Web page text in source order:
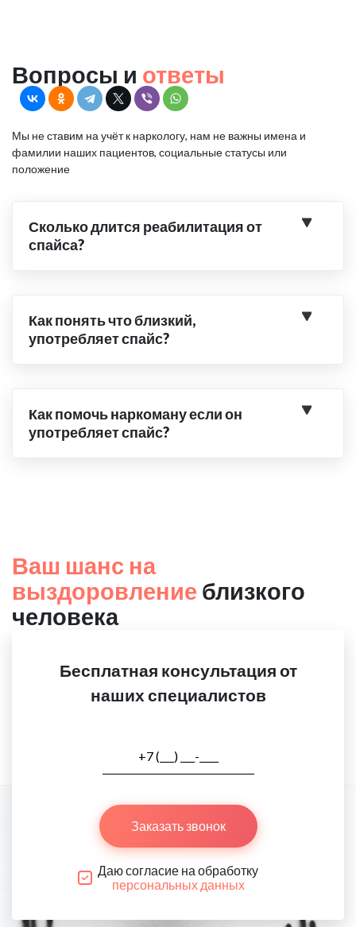
Вопросы и ответы
Мы не ставим на учёт к наркологу, нам не важны имена и
фамилии наших пациентов, социальные статусы или
положение
Сколько длится реабилитация от
спайса?
Как понять что близкий,
употребляет спайс?
Как помочь наркоману если он
употребляет спайс?
Ваш шанс на
выздоровление близкого
человека
Бесплатная консультация от
наших специалистов
Заказать звонок
Даю согласие на обработку
персональных данных